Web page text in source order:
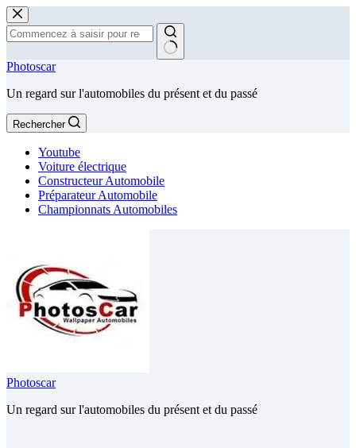
Passer
au
contenu
Aucun
Photoscar
Un regard sur l'automobiles du présent et du passé
Rechercher
Youtube
Voiture électrique
Constructeur Automobile
Préparateur Automobile
Championnats Automobiles
Photoscar
Un regard sur l'automobiles du présent et du passé